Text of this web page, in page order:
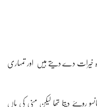
خیرات دے دیتے ہیں اور تمہاری
روپئے دیتا تھا لیکن منی کی ماں